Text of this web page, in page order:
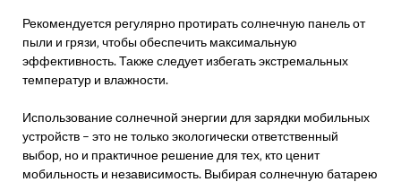
Рекомендуется регулярно протирать солнечную панель от
пыли и грязи‚ чтобы обеспечить максимальную
эффективность. Также следует избегать экстремальных
температур и влажности.
Использование солнечной энергии для зарядки мобильных
устройств – это не только экологически ответственный
выбор‚ но и практичное решение для тех‚ кто ценит
мобильность и независимость. Выбирая солнечную батарею